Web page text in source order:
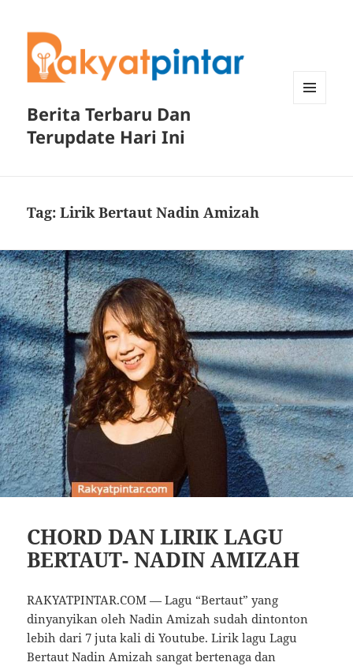
Berita Terbaru Dan
Terupdate Hari Ini
Tag:Lirik Bertaut Nadin Amizah
CHORD DAN LIRIK LAGU
BERTAUT- NADIN AMIZAH
RAKYATPINTAR.COM — Lagu “Bertaut” yang
dinyanyikan oleh Nadin Amizah sudah dintonton
lebih dari 7 juta kali di Youtube. Lirik lagu Lagu
Bertaut Nadin Amizah sangat bertenaga dan